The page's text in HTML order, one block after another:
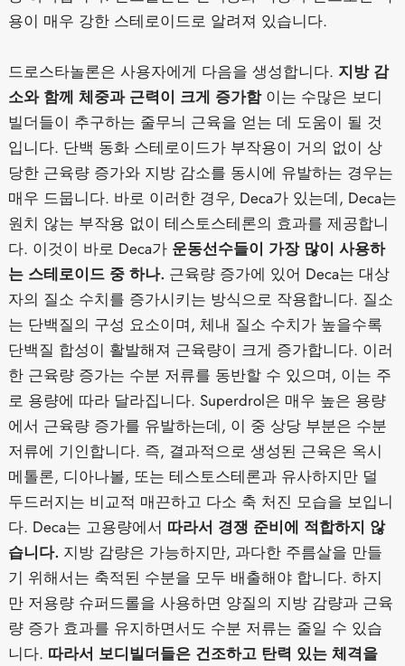
용이 매우 강한 스테로이드로 알려져 있습니다.
드로스타놀론은 사용자에게 다음을 생성합니다. 지방 감
소와 함께 체중과 근력이 크게 증가함이는 수많은 보디
빌더들이 추구하는 줄무늬 근육을 얻는 데 도움이 될 것
입니다. 단백 동화 스테로이드가 부작용이 거의 없이 상
당한 근육량 증가와 지방 감소를 동시에 유발하는 경우는
매우 드뭅니다. 바로 이러한 경우, Deca가 있는데, Deca는
원치 않는 부작용 없이 테스토스테론의 효과를 제공합니
다. 이것이 바로 Deca가 운동선수들이 가장 많이 사용하
는 스테로이드 중 하나. 근육량 증가에 있어 Deca는 대상
자의 질소 수치를 증가시키는 방식으로 작용합니다. 질소
는 단백질의 구성 요소이며, 체내 질소 수치가 높을수록
단백질 합성이 활발해져 근육량이 크게 증가합니다. 이러
한 근육량 증가는 수분 저류를 동반할 수 있으며, 이는 주
로 용량에 따라 달라집니다. Superdrol은 매우 높은 용량
에서 근육량 증가를 유발하는데, 이 중 상당 부분은 수분
저류에 기인합니다. 즉, 결과적으로 생성된 근육은 옥시
메톨론, 디아나볼, 또는 테스토스테론과 유사하지만 덜
두드러지는 비교적 매끈하고 다소 축 처진 모습을 보입니
다. Deca는 고용량에서 따라서 경쟁 준비에 적합하지 않
습니다. 지방 감량은 가능하지만, 과다한 주름살을 만들
기 위해서는 축적된 수분을 모두 배출해야 합니다. 하지
만 저용량 슈퍼드롤을 사용하면 양질의 지방 감량과 근육
량 증가 효과를 유지하면서도 수분 저류는 줄일 수 있습
니다. 따라서 보디빌더들은 건조하고 탄력 있는 체격을